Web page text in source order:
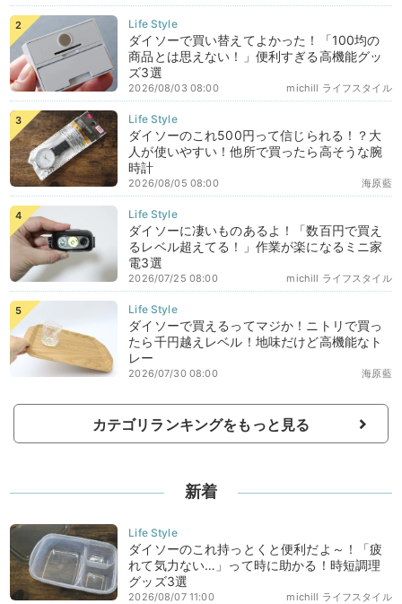
ダイソーで買い替えてよかった！「100均の
商品とは思えない！」便利すぎる高機能グッ
ズ3選
michill ライフスタイル
2026/08/03 08:00
ダイソーのこれ500円って信じられる！？大
人が使いやすい！他所で買ったら高そうな腕
時計
海原藍
2026/08/05 08:00
ダイソーに凄いものあるよ！「数百円で買え
るレベル超えてる！」作業が楽になるミニ家
電3選
michill ライフスタイル
2026/07/25 08:00
ダイソーで買えるってマジか！ニトリで買っ
たら千円越えレベル！地味だけど高機能なト
レー
海原藍
2026/07/30 08:00
カテゴリランキングをもっと見る
新着
ダイソーのこれ持っとくと便利だよ～！「疲
れて気力ない…」って時に助かる！時短調理
グッズ3選
michill ライフスタイル
2026/08/07 11:00